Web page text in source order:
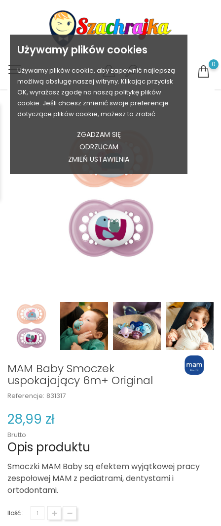
Używamy plików cookies
Używamy plików cookie, aby zapewnić najlepszą
możliwą obsługę naszej witryny. Klikając przycisk
OK, wyrażasz zgodę na naszą politykę plików
cookie. Jeśli chcesz zmienić swoje preferencje
dotyczące plików cookie, możesz to zrobić
ZGADZAM SIĘ
ODRZUCAM
ZMIEŃ USTAWIENIA
0
MAM Baby Smoczek
uspokajający 6m+ Original
Referencje: 831317
28,99 zł
Brutto
Opis produktu
Smoczki MAM Baby są efektem wyjątkowej pracy
zespołowej MAM z pediatrami, dentystami i
ortodontami.
Ilość :